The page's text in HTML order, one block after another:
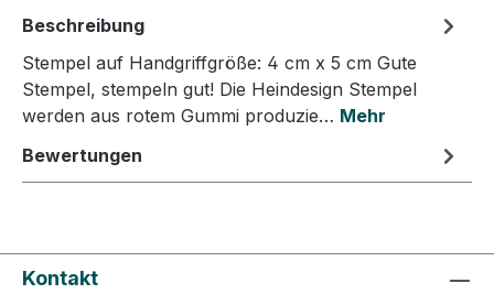
Beschreibung
Stempel auf Handgriffgröße: 4 cm x 5 cm Gute
Stempel, stempeln gut! Die Heindesign Stempel
werden aus rotem Gummi produzie… Mehr
Bewertungen
Kontakt